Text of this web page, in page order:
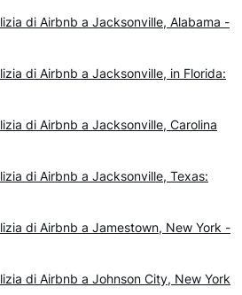
di Airbnb a Jacksonville, Alabama -
di Airbnb a Jacksonville, in Florida:
di Airbnb a Jacksonville, Carolina
di Airbnb a Jacksonville, Texas:
di Airbnb a Jamestown, New York -
di Airbnb a Johnson City, New York